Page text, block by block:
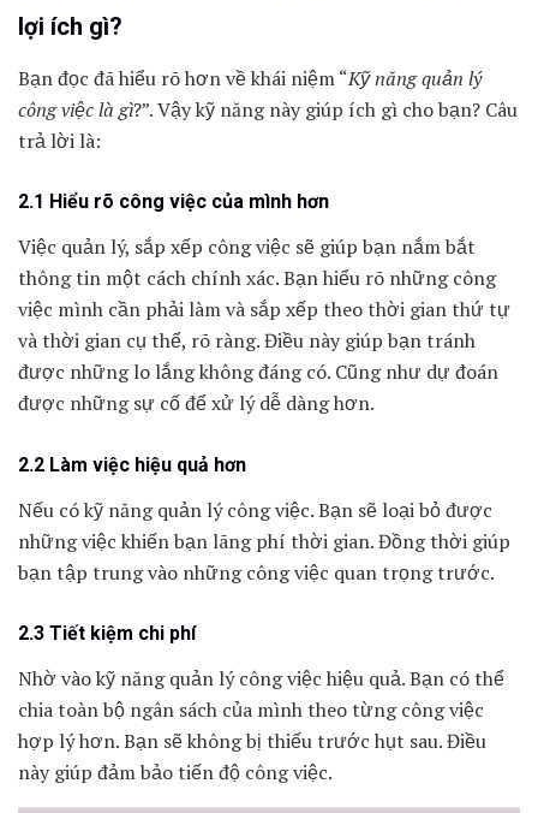
lợi ích gì?
Bạn đọc đã hiểu rõ hơn về khái niệm “Kỹ năng quản lý
công việc là gì?”. Vậy kỹ năng này giúp ích gì cho bạn? Câu
trả lời là:
2.1 Hiểu rõ công việc của mình hơn
Việc quản lý, sắp xếp công việc sẽ giúp bạn nắm bắt
thông tin một cách chính xác. Bạn hiểu rõ những công
việc mình cần phải làm và sắp xếp theo thời gian thứ tự
và thời gian cụ thể, rõ ràng. Điều này giúp bạn tránh
được những lo lắng không đáng có. Cũng như dự đoán
được những sự cố để xử lý dễ dàng hơn.
2.2 Làm việc hiệu quả hơn
Nếu có kỹ năng quản lý công việc. Bạn sẽ loại bỏ được
những việc khiến bạn lãng phí thời gian. Đồng thời giúp
bạn tập trung vào những công việc quan trọng trước.
2.3 Tiết kiệm chi phí
Nhờ vào kỹ năng quản lý công việc hiệu quả. Bạn có thể
chia toàn bộ ngân sách của mình theo từng công việc
hợp lý hơn. Bạn sẽ không bị thiếu trước hụt sau. Điều
này giúp đảm bảo tiến độ công việc.